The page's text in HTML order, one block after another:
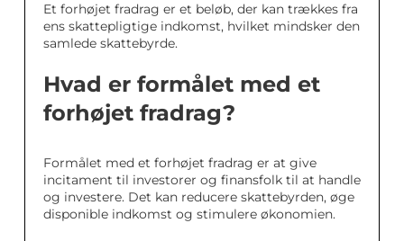
Et forhøjet fradrag er et beløb, der kan trækkes fra
ens skattepligtige indkomst, hvilket mindsker den
samlede skattebyrde.
Hvad er formålet med et
forhøjet fradrag?
Formålet med et forhøjet fradrag er at give
incitament til investorer og finansfolk til at handle
og investere. Det kan reducere skattebyrden, øge
disponible indkomst og stimulere økonomien.